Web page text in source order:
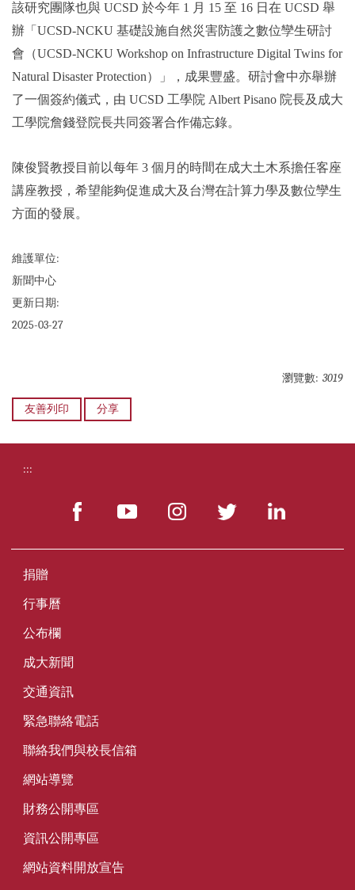
該研究團隊也與 UCSD 於今年 1 月 15 至 16 日在 UCSD 舉
辦「UCSD-NCKU 基礎設施自然災害防護之數位孿生研討
會（UCSD-NCKU Workshop on Infrastructure Digital Twins for
Natural Disaster Protection）」，成果豐盛。研討會中亦舉辦
了一個簽約儀式，由 UCSD 工學院 Albert Pisano 院長及成大
工學院詹錢登院長共同簽署合作備忘錄。
陳俊賢教授目前以每年 3 個月的時間在成大土木系擔任客座
講座教授，希望能夠促進成大及台灣在計算力學及數位孿生
方面的發展。
維護單位:
新聞中心
更新日期:
2025-03-27
瀏覽數: 3019
友善列印 分享
:::
捐贈
行事曆
公布欄
成大新聞
交通資訊
緊急聯絡電話
聯絡我們與校長信箱
網站導覽
財務公開專區
資訊公開專區
網站資料開放宣告